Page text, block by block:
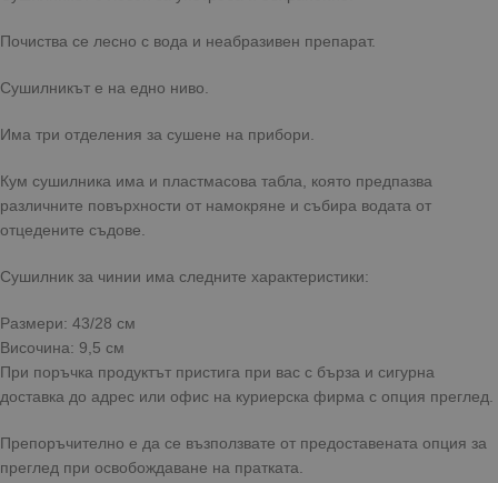
Почиства се лесно с вода и неабразивен препарат.
Сушилникът е на едно ниво.
Има три отделения за сушене на прибори.
Кум сушилника има и пластмасова табла, която предпазва
различните повърхности от намокряне и събира водата от
отцедените съдове.
Сушилник за чинии има следните характеристики:
Размери: 43/28 см
Височина: 9,5 см
При поръчка продуктът пристига при вас с бърза и сигурна
доставка до адрес или офис на куриерска фирма с опция преглед.
Препоръчително е да се възползвате от предоставената опция за
преглед при освобождаване на пратката.